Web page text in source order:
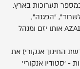
במספר תערוכות בארץ.
"הפגנה",
"צנזורה" ו "תקווה" בחלל אמנות רב תחומי AZA13 אותו יזם ומנהל
החינוך אנקורי) את
- 'סטודיו אנקורי'